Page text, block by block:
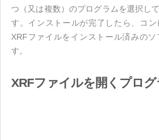
つ（又は複数）のプログラムを選択し
す。インストールが完了したら、コ
XRFファイルをインストール済みの
す。
XRFファイルを開くプログ